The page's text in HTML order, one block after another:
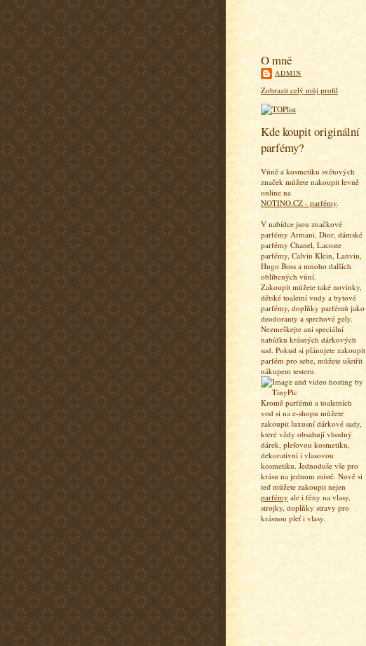
O mně
ADMIN
Zobrazit celý můj profil
Kde koupit originální
parfémy?
Vůně a kosmetiku světových
značek můžete nakoupit levně
online na
NOTINO.CZ - parfémy.
V nabídce jsou značkové
parfémy Armani, Dior, dámské
parfémy Chanel, Lacoste
parfémy, Calvin Klein, Lanvin,
Hugo Boss a mnoho dalších
oblíbených vůní.
Zakoupit můžete také novinky,
dětské toaletní vody a bytové
parfémy, doplňky parfémů jako
deodoranty a sprchové gely.
Nezmeškejte ani speciální
nabídku krásných dárkových
sad. Pokud si plánujete zakoupit
parfém pro sebe, můžete ušetřit
nákupem testeru.
Kromě parfémů a toaletních
vod si na e-shopu můžete
zakoupit luxusní dárkové sady,
které vždy obsahují vhodný
dárek, pleťovou kosmetiku,
dekorativní i vlasovou
kosmetiku. Jednoduše vše pro
krásu na jednom místě. Nově si
teď můžete zakoupit nejen
parfémy ale i fény na vlasy,
strojky, doplňky stravy pro
krásnou pleť i vlasy.